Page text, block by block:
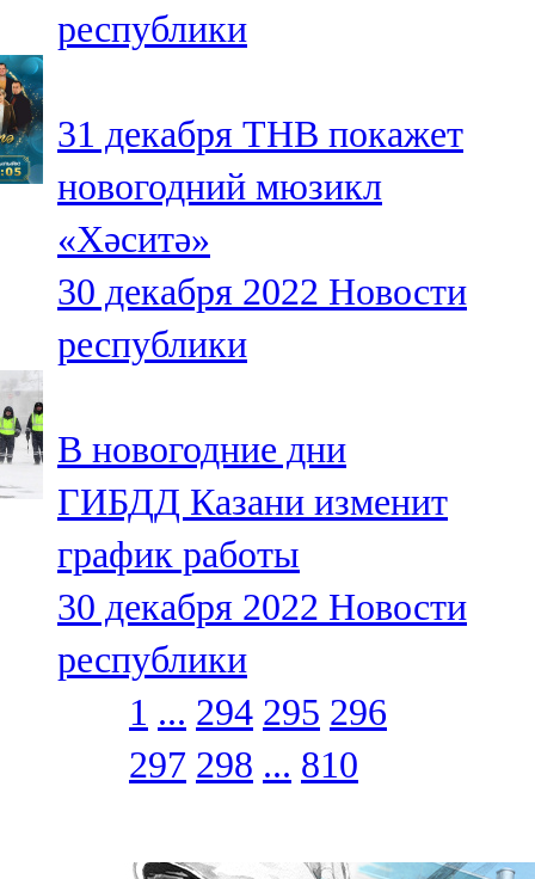
республики
31 декабря ТНВ покажет
новогодний мюзикл
«Хәситә»
30 декабря 2022 Новости
республики
В новогодние дни
ГИБДД Казани изменит
график работы
30 декабря 2022 Новости
республики
1 ... 294 295 296
297 298 ... 810